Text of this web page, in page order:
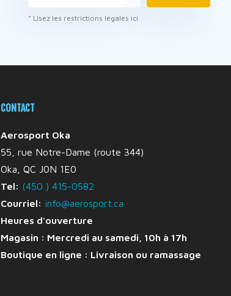
* Lisez les restrictions légales ici
CONTACT
Aerosport Oka
55, rue Notre-Dame (route 344)
Oka, QC J0N 1E0
Tel: (450 ) 415-0582
Courriel: info@aerosport.ca
Heures d'ouverture
Magasin : Mercredi au samedi, 10h à 17h
Boutique en ligne : Livraison ou ramassage